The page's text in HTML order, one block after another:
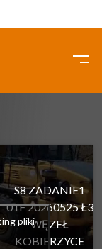
S8 ZADANIE1
01F 20260525 Ł3
WĘZEŁ
KOBIERZYCE
pliki